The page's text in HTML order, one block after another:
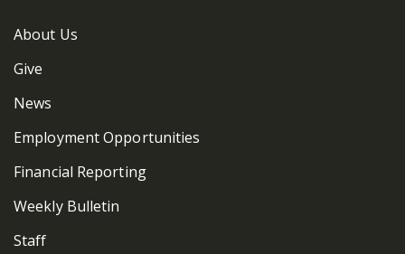
About Us
Give
News
Employment Opportunities
Financial Reporting
Weekly Bulletin
Staff